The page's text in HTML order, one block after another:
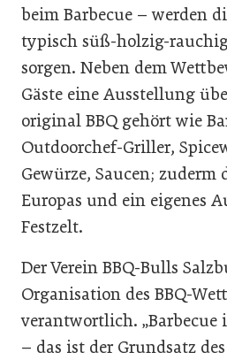
beim Barbecue – werden
typisch süß-holzig-
sorgen. Neben dem
Gäste eine Ausstellung
original BBQ gehört wie
Outdoorchef-Griller,
Gewürze, Saucen; zuderm
Europas und ein eigenes
Festzelt.
Der Verein BBQ-Bulls
Organisation des BBQ-
verantwortlich. „Barbecue
– das ist der Grundsatz